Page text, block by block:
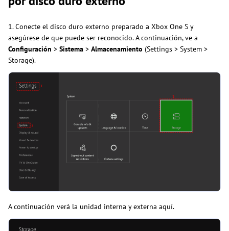
1. Conecte el disco duro externo preparado a Xbox One S y
asegúrese de que puede ser reconocido. A continuación, ve a
Configuración > Sistema > Almacenamiento (Settings > System >
Storage).
A continuación verá la unidad interna y externa aquí.